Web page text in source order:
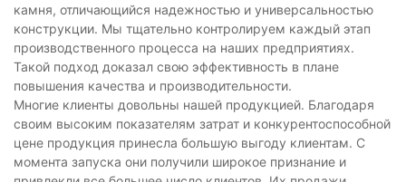
камня, отличающийся надежностью и универсальностью
конструкции. Мы тщательно контролируем каждый этап
производственного процесса на наших предприятиях.
Такой подход доказал свою эффективность в плане
повышения качества и производительности.
Многие клиенты довольны нашей продукцией. Благодаря
своим высоким показателям затрат и конкурентоспособной
цене продукция принесла большую выгоду клиентам. С
момента запуска они получили широкое признание и